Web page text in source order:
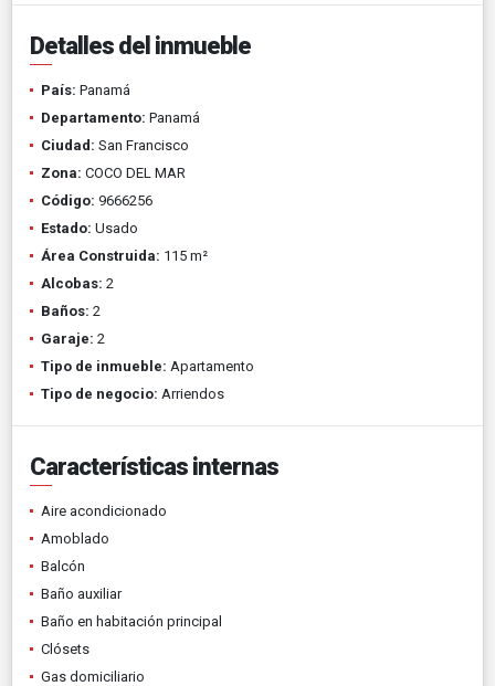
Detalles del inmueble
País: Panamá
Departamento: Panamá
Ciudad: San Francisco
Zona: COCO DEL MAR
Código: 9666256
Estado: Usado
Área Construida: 115 m²
Alcobas: 2
Baños: 2
Garaje: 2
Tipo de inmueble: Apartamento
Tipo de negocio: Arriendos
Características internas
Aire acondicionado
Amoblado
Balcón
Baño auxiliar
Baño en habitación principal
Clósets
Gas domiciliario